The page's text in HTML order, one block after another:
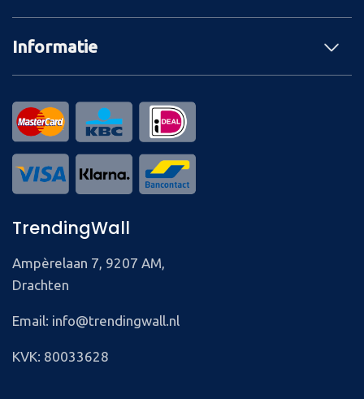
Informatie
TrendingWall
Ampèrelaan 7, 9207 AM,
Drachten
Email: info@trendingwall.nl
KVK: 80033628